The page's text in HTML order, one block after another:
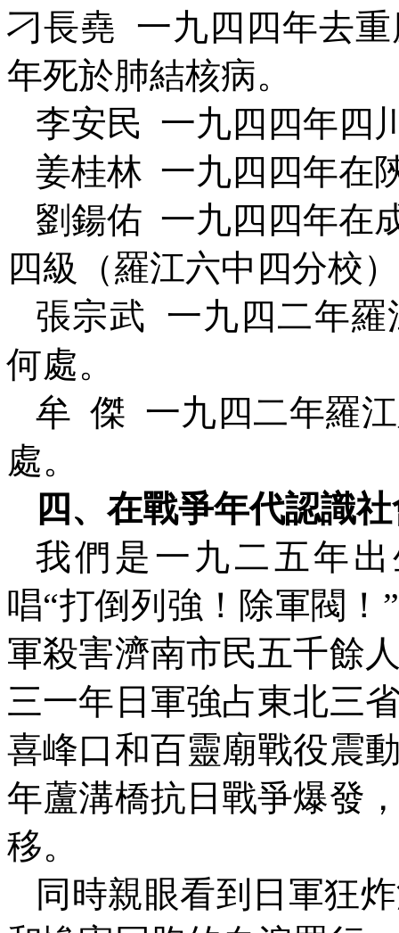
刁長堯 一九四四年去
年死於肺結核病。
李安民 一九四四年四
姜桂林 一九四四年在
劉鍚佑 一九四四年在
四級（羅江六中四分校）
張宗武 一九四二年
何處。
牟 傑 一九四二年羅
處。
四、在戰爭年代認識
我們是一九二五年
唱“打倒列強！除軍閥
軍殺害濟南市民五千餘
三一年日軍強占東北三
喜峰口和百靈廟戰役震
年蘆溝橋抗日戰爭爆發
移。
同時親眼看到日軍狂